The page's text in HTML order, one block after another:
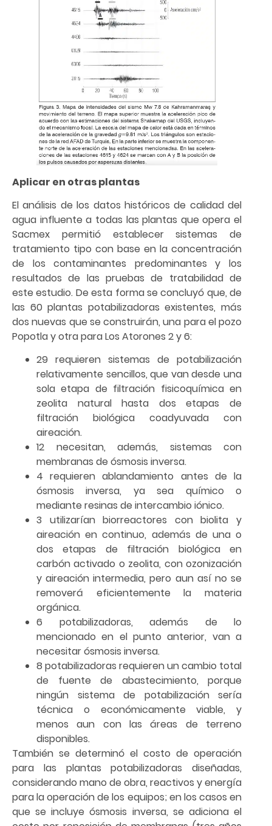
Aplicar en otras plantas
El análisis de los datos históricos de calidad del
agua influente a todas las plantas que opera el
Sacmex permitió establecer sistemas de
tratamiento tipo con base en la concentración
de los contaminantes predominantes y los
resultados de las pruebas de tratabilidad de
este estudio. De esta forma se concluyó que, de
las 60 plantas potabilizadoras existentes, más
dos nuevas que se construirán, una para el pozo
Popotla y otra para Los Atorones 2 y 6:
29 requieren sistemas de potabilización
relativamente sencillos, que van desde una
sola etapa de filtración fisicoquímica en
zeolita natural hasta dos etapas de
filtración biológica coadyuvada con
aireación.
12 necesitan, además, sistemas con
membranas de ósmosis inversa.
4 requieren ablandamiento antes de la
ósmosis inversa, ya sea químico o
mediante resinas de intercambio iónico.
3 utilizarían biorreactores con biolita y
aireación en continuo, además de una o
dos etapas de filtración biológica en
carbón activado o zeolita, con ozonización
y aireación intermedia, pero aun así no se
removerá eficientemente la materia
orgánica.
6 potabilizadoras, además de lo
mencionado en el punto anterior, van a
necesitar ósmosis inversa.
8 potabilizadoras requieren un cambio total
de fuente de abastecimiento, porque
ningún sistema de potabilización sería
técnica o económicamente viable, y
menos aun con las áreas de terreno
disponibles.
También se determinó el costo de operación
para las plantas potabilizadoras diseñadas,
considerando mano de obra, reactivos y energía
para la operación de los equipos; en los casos en
que se incluye ósmosis inversa, se adiciona el